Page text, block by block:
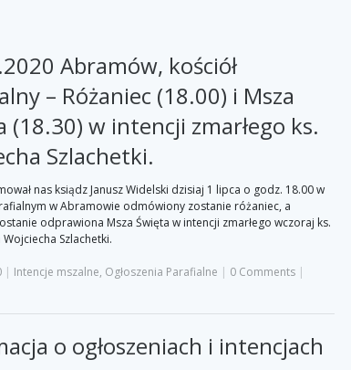
Abramów, kościół
– Różaniec (18.00) i Msza
(18.30) w intencji zmarłego ks.
Szlachetki.
nas ksiądz Janusz Widelski dzisiaj 1 lipca o godz. 18.00 w
w Abramowie odmówiony zostanie różaniec, a
odprawiona Msza Święta w intencji zmarłego wczoraj ks.
Szlachetki.
| Intencje mszalne, Ogłoszenia Parafialne | 0 Comments |
o ogłoszeniach i intencjach